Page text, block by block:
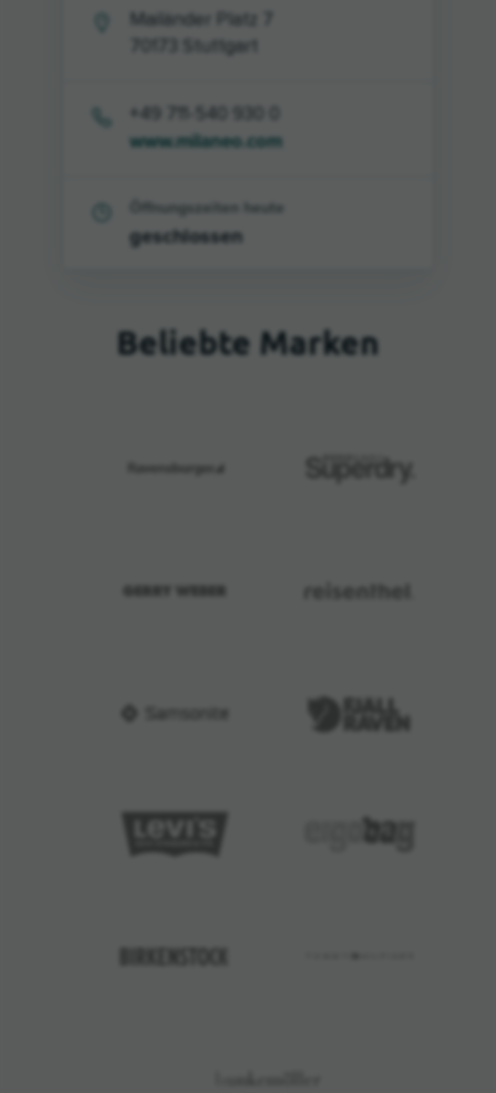
Mailänder Platz 7
Stuttgart
+49 711-540 930 0
www.milaneo.com
Öffnungszeiten heute
geschlossen
Beliebte Marken